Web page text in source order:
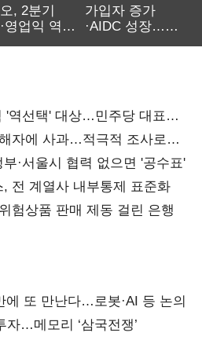
, 2분기
영업익 역대
가입자 증가
·AIDC 성장…
'역선택' 대상…민주당 대표로
자에 사과…적극적 조사로
·서울시 협력 없으면 '공수표'
전 계열사 내부통제 표준화
험상품 판매 제동 걸린 은행
에 또 만난다…로봇·AI 등 논의
…메모리 ‘삼국전쟁’